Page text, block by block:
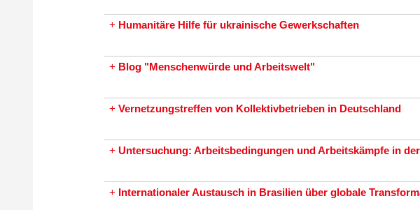
+ Humanitäre Hilfe für ukrainische Gewerkschaften
+ Blog "Menschenwürde und Arbeitswelt"
+ Vernetzungstreffen von Kollektivbetrieben in Deutschland
+ Untersuchung: Arbeitsbedingungen und Arbeitskämpfe in
+ Internationaler Austausch in Brasilien über globale